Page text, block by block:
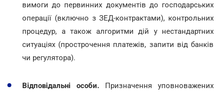
вимоги до первинних документів до господарських
операції (включно з ЗЕД-контрактами), контрольних
процедур, а також алгоритми дій у нестандартних
ситуаціях (прострочення платежів, запити від банків
чи регулятора).
Відповідальні особи. Призначення уповноважених